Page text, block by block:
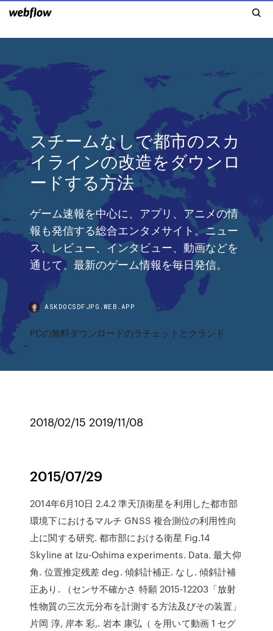
スチームなしで都市のスカ
イラインの改造をダウンロ
ードする方法
ゲーム速報を中心に、アプリ、アニメの情
報も発信する総合エンタメサイト。ニュー
ス、レビュー、インタビュー、動画などを
通じて、最新のゲーム情報を毎日発信。
ASKDOCSDFJPG.WEB.APP
PCの無料ダウンロードのラチェットとクランド
2018/02/15 2019/11/08
2015/07/29
2014年6月10日 2.4.2 準天頂衛星を利用した都市部
環境下におけるマルチ GNSS 複合測位の利用性向
上に関する研究. 都市部における衛星 Fig.14
Skyline at Izu-Oshima experiments. Data. 最大仰
角. 位置推定残差 deg. 傾斜計補正. なし. 傾斜計補
正あり. （センサ不確かさ 特願 2015-12203「放射
性物質の三次元分布を計測する方法及びその装置」
片岡 淳, 岸本 彩,. 岩本 康弘（ を用いて動画 1 セグ